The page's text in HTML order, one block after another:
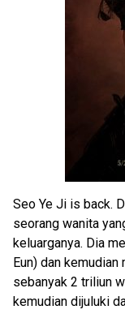
Seo Ye Ji is back.
seorang wanita
keluarganya. Dia
Eun) dan
sebanyak 2 triliun
kemudian dijuluki